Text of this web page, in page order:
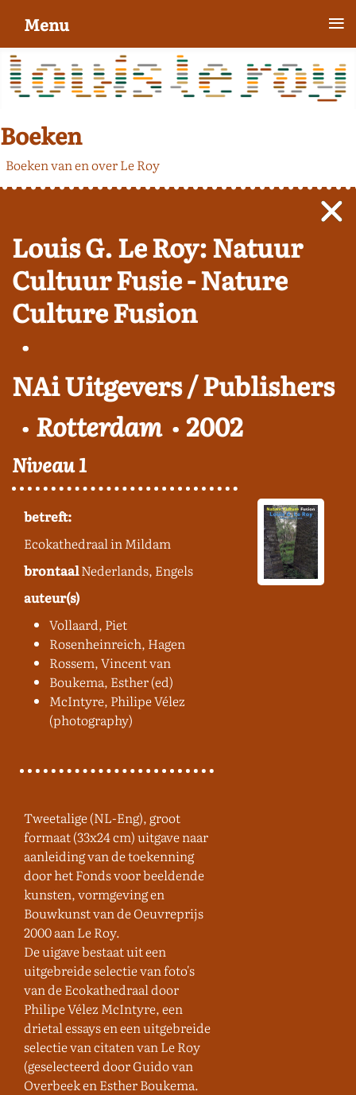
Boeken
Boeken van en over Le Roy
Louis G. Le Roy: Natuur
Cultuur Fusie - Nature
Culture Fusion
NAi Uitgevers / Publishers
Rotterdam
2002
Niveau 1
betreft:
Ecokathedraal in Mildam
brontaalNederlands, Engels
auteur(s)
Vollaard, Piet
Rosenheinreich, Hagen
Rossem, Vincent van
Boukema, Esther (ed)
McIntyre, Philipe Vélez
(photography)
Tweetalige (NL-Eng), groot
formaat (33x24 cm) uitgave naar
aanleiding van de toekenning
door het Fonds voor beeldende
kunsten, vormgeving en
Bouwkunst van de Oeuvreprijs
2000 aan Le Roy.
De uigave bestaat uit een
uitgebreide selectie van foto's
van de Ecokathedraal door
Philipe Vélez McIntyre, een
drietal essays en een uitgebreide
selectie van citaten van Le Roy
(geselecteerd door Guido van
Overbeek en Esther Boukema.
Menu ≡